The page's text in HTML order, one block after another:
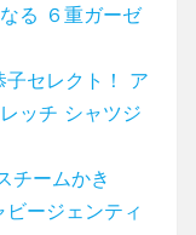
る ６重ガーゼ
セレクト！ ア
ッチ シャツジ
チームかき
ージェンティ